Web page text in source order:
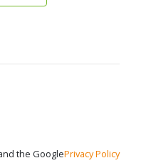
the GooglePrivacy Policy